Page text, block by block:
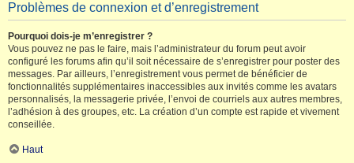
Problèmes de connexion et d’enregistrement
Pourquoi dois-je m’enregistrer ?
Vous pouvez ne pas le faire, mais l’administrateur du forum peut avoir
configuré les forums afin qu’il soit nécessaire de s’enregistrer pour poster des
messages. Par ailleurs, l’enregistrement vous permet de bénéficier de
fonctionnalités supplémentaires inaccessibles aux invités comme les avatars
personnalisés, la messagerie privée, l’envoi de courriels aux autres membres,
l’adhésion à des groupes, etc. La création d’un compte est rapide et vivement
conseillée.
Haut